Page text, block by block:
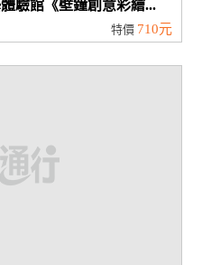
驗館《壁鐘創意彩繪...
特價 710元